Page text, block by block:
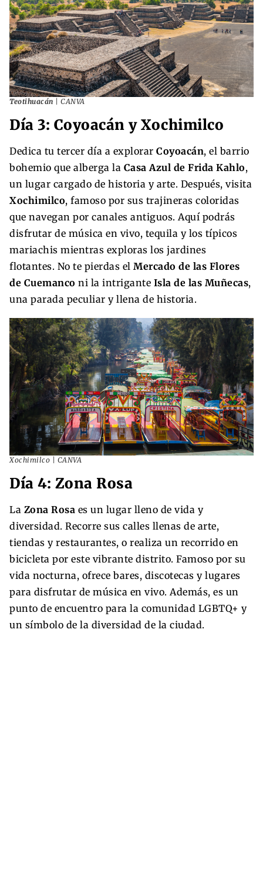
Teotihuacán | CANVA
Día 3: Coyoacán y Xochimilco
Dedica tu tercer día a explorar Coyoacán, el barrio
bohemio que alberga la Casa Azul de Frida Kahlo,
un lugar cargado de historia y arte. Después, visita
Xochimilco, famoso por sus trajineras coloridas
que navegan por canales antiguos. Aquí podrás
disfrutar de música en vivo, tequila y los típicos
mariachis mientras exploras los jardines
flotantes. No te pierdas el Mercado de las Flores
de Cuemanco ni la intrigante Isla de las Muñecas,
una parada peculiar y llena de historia.
Xochimilco | CANVA
Día 4: Zona Rosa
La Zona Rosa es un lugar lleno de vida y
diversidad. Recorre sus calles llenas de arte,
tiendas y restaurantes, o realiza un recorrido en
bicicleta por este vibrante distrito. Famoso por su
vida nocturna, ofrece bares, discotecas y lugares
para disfrutar de música en vivo. Además, es un
punto de encuentro para la comunidad LGBTQ+ y
un símbolo de la diversidad de la ciudad.